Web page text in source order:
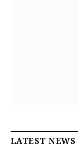
LATEST NEWS